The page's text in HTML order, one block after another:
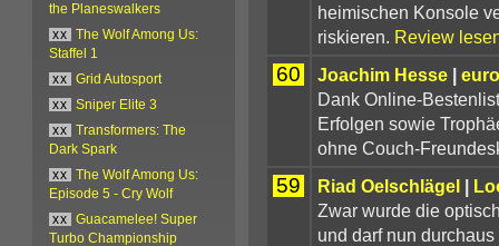
heimischen Konsole
riskieren. Review
60 Joachim Hesse|
Dank Online-
Erfolgen sowie
ohne Couch-
59 Riad Oelschlägel|
Zwar wurde die
und darf nun
the Planeswalkers
xx
The Wolf Among Us:
Staffel 1
xx
Grid Autosport
xx
Sniper Elite 3
xx
Transformers: The
Dark Spark
xx
The Wolf Among Us:
Episode 5 - Cry Wolf
xx
Guacamelee! Super
Turbo Championship